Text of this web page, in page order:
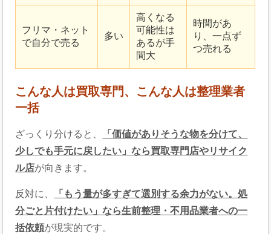
フリマ・ネット
で自分で売る
多い
高くなる
可能性は
あるが手
間大
時間があ
り、一点ず
つ売れる
こんな人は買取専門、こんな人は整理業者
一括
ざっくり分けると、
「価値がありそうな物を分けて、
少しでも手元に戻したい」なら買取専門店やリサイク
ル店が向きます。
反対に、
「もう量が多すぎて選別する余力がない。処
分ごと片付けたい」なら生前整理・不用品業者への一
括依頼が現実的です。